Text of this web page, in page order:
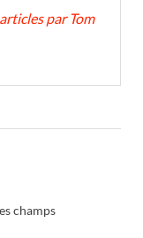
par Tom
champs